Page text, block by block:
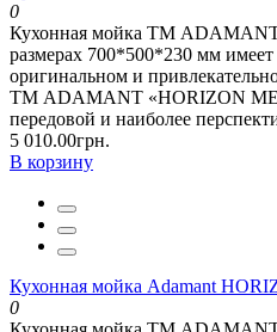
0
Кухонная мойка ТМ
размерах 700*500*230 мм
оригинальном и
ТМ ADAMANT «HORIZON
передовой и наиболее
5 010.00грн.
В корзину
Кухонная мойка Adamant
0